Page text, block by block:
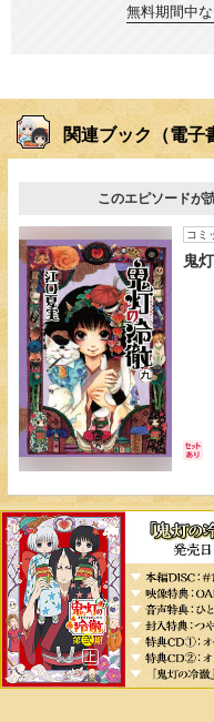
無料期間中
関連ブック（電子
このエピソードが
コミ
鬼